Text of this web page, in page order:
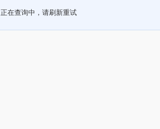
正在查询中，请刷新重试